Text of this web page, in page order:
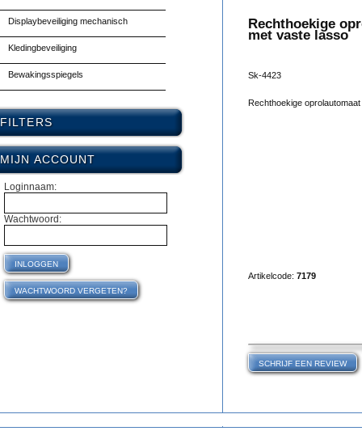
Displaybeveiliging mechanisch
Kledingbeveiliging
Bewakingsspiegels
FILTERS
MIJN ACCOUNT
Loginnaam:
Wachtwoord:
Rechthoekige
met vaste lasso
Sk-4423
Rechthoekige
Artikelcode: 7179